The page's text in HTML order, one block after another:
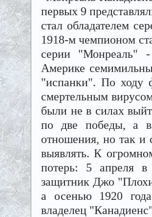
первых 9
стал обладателем
1918-м чемпионом
серии "Монреаль"
Америке
"испанки". По ходу
смертельным
были не в силах
по две победы, а в
отношения, но так и
выявлять. К
потерь: 5 апреля в
защитник Джо
а осенью 1920
владелец